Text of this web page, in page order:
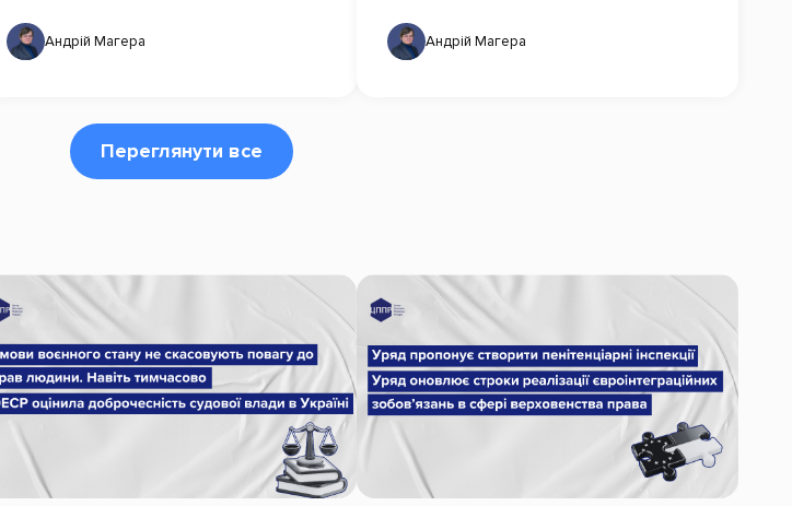
Андрій Магера Андрій Магера
Переглянути все